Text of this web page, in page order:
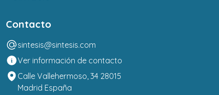
Contacto
sintesis@sintesis.com
Ver información de contacto
Calle Vallehermoso, 34 28015
Madrid España